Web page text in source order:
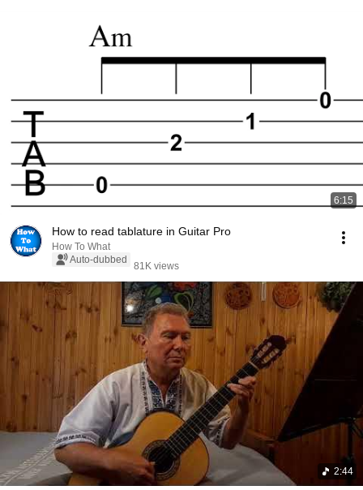
6:15
How to read tablature in Guitar Pro
How To What
Auto-dubbed
81K views
2:44